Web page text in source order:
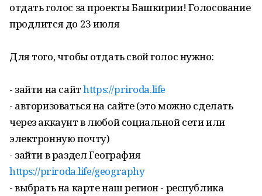
отдать голос за проекты Башкирии! Голосование
продлится до 23 июля
Для того, чтобы отдать свой голос нужно:
- зайти на сайтhttps://priroda.life
- авторизоваться на сайте (это можно сделать
через аккаунт в любой социальной сети или
электронную почту)
- зайти в раздел География
https://priroda.life/geography
- выбрать на карте наш регион - республика